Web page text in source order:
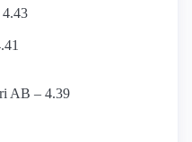
4.43
AB – 4.39